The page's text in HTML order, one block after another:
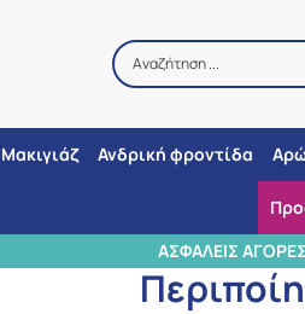
Αναζήτηση ...
Μακιγιάζ Ανδρική φροντίδα
ΑΣΦΑΛΕΙΣ
Αρχική / Korean